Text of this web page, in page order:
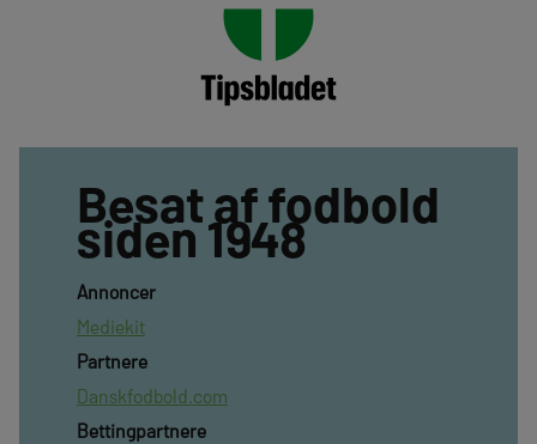
Besat af fodbold
siden 1948
Annoncer
Mediekit
Partnere
Danskfodbold.com
Bettingpartnere